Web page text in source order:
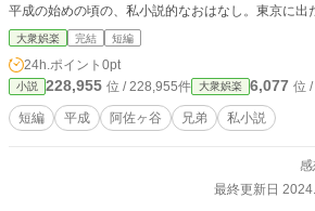
平成の始めの頃の、私小説的なおはなし。東京に出
大衆娯楽 完結 短編
24h.ポイント 0pt
小説 228,955 位 / 228,955件 大衆娯楽 6,077 位
短編 平成 阿佐ヶ谷 兄弟 私小説
最終更新日